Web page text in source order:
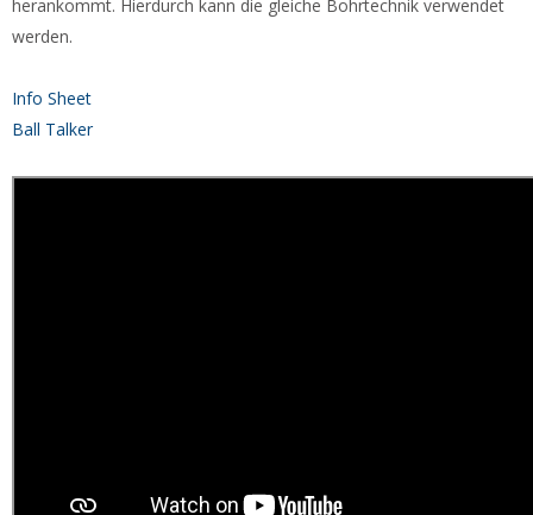
herankommt. Hierdurch kann die gleiche Bohrtechnik verwendet
werden.
Info Sheet
Ball Talker